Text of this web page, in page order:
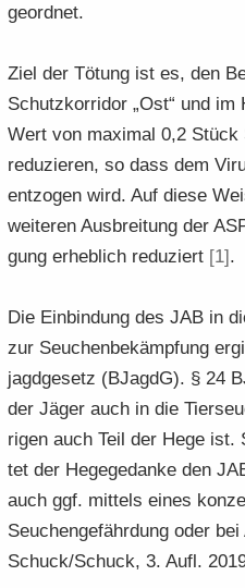
ge­ord­net.
Ziel der Tö­tung ist es, den
Schutz­kor­ri­dor „Ost“ und
Wert von ma­xi­mal 0,2
re­du­zie­ren, so dass dem
ent­zo­gen wird. Auf diese
wei­te­ren Aus­brei­tung der
gung er­heb­lich re­du­ziert [1] .
Die Ein­bin­dung des JAB in
zur Seu­chen­be­kämp­fung
jagd­ge­setz (BJagdG). § 24
der Jäger auch in die
ri­gen auch Teil der Hege
tet der He­ge­ge­dan­ke den
auch ggf. mit­tels eines
Seu­chen­ge­fähr­dung oder
Schuck/Schuck, 3. Aufl.